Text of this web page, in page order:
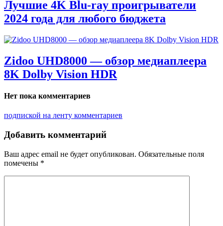
Лучшие 4K Blu-ray проигрыватели
2024 года для любого бюджета
Zidoo UHD8000 — обзор медиаплеера
8K Dolby Vision HDR
Нет пока комментариев
подпиской на ленту комментариев
Добавить комментарий
Ваш адрес email не будет опубликован. Обязательные поля
помечены *